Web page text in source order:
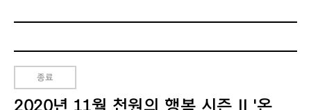
종료
2020년 11월 천원의 행복 시즌 Ⅱ '온